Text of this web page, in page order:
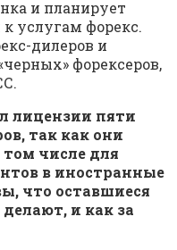
и планирует
услугам форекс.
дилеров и
форексеров,
лицензии пяти
так как они
числе для
в иностранные
что оставшиеся
и как за